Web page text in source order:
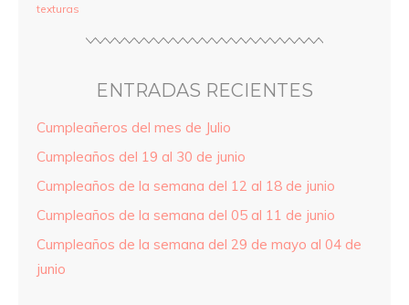
texturas
ENTRADAS RECIENTES
Cumpleañeros del mes de Julio
Cumpleaños del 19 al 30 de junio
Cumpleaños de la semana del 12 al 18 de junio
Cumpleaños de la semana del 05 al 11 de junio
Cumpleaños de la semana del 29 de mayo al 04 de
junio